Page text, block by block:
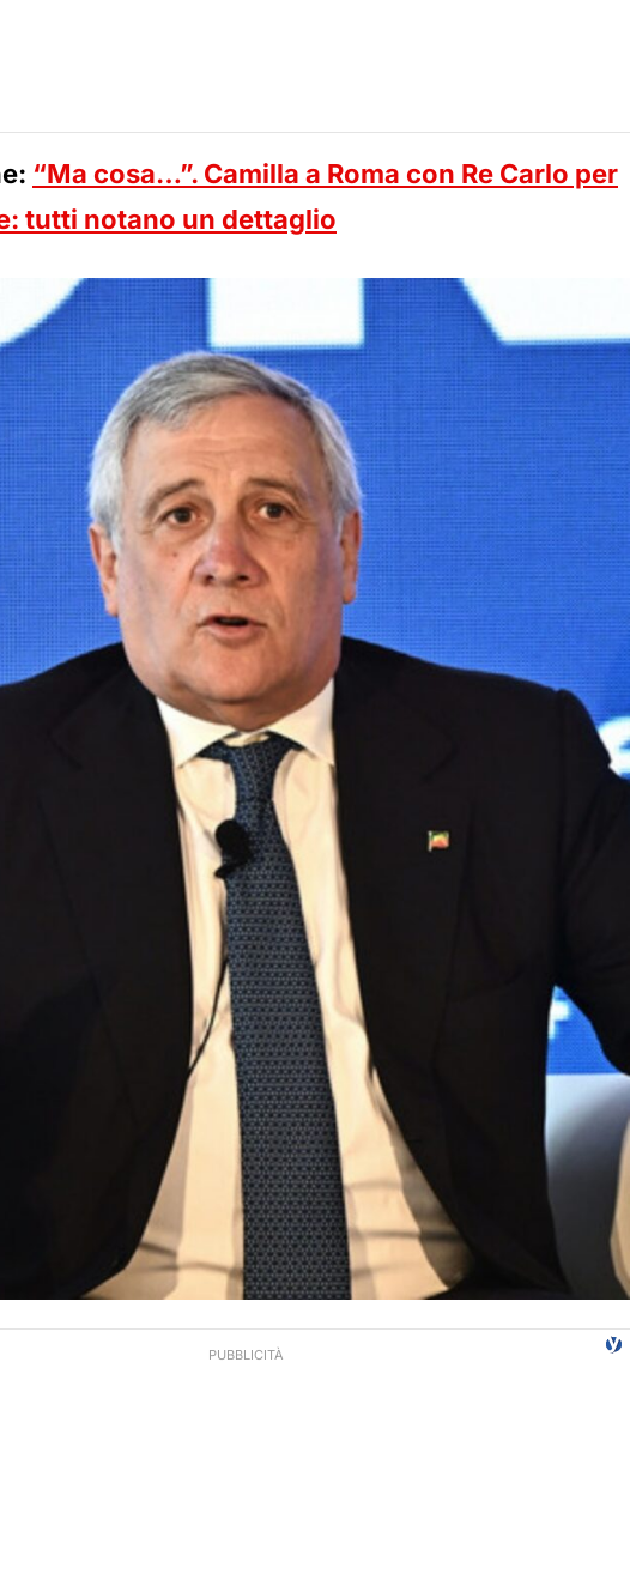
“Ma cosa…”. Camilla a Roma con Re Carlo per
tutti notano un dettaglio